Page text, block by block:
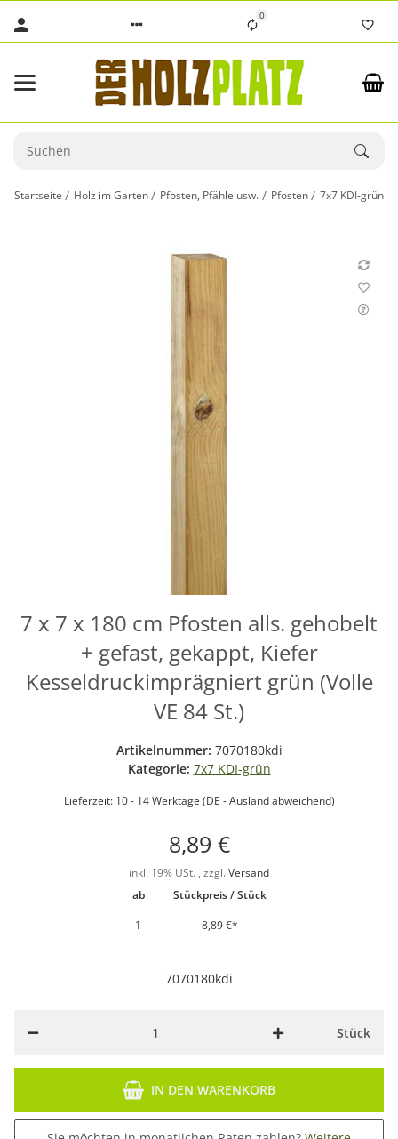
0
Startseite Holz im Garten Pfosten, Pfähle usw. Pfosten 7x7 KDI-grün
7 x 7 x 180 cm Pfosten alls. gehobelt
+ gefast, gekappt, Kiefer
Kesseldruckimprägniert grün (Volle
VE 84 St.)
Artikelnummer: 7070180kdi
Kategorie: 7x7 KDI-grün
Lieferzeit: 10 - 14 Werktage (DE - Ausland abweichend)
8,89 €
inkl. 19% USt. , zzgl. Versand
ab
Stückpreis / Stück
1
8,89 €*
7070180kdi
Stück
IN DEN WARENKORB